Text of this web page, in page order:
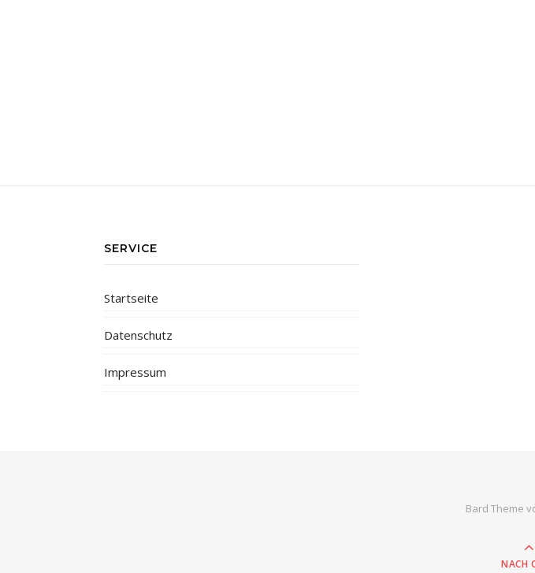
SERVICE
Startseite
Datenschutz
Impressum
Bard Theme
NACH